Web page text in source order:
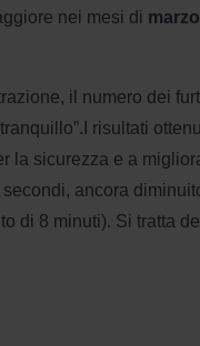
nei mesi di
il numero dei
risultati
la sicurezza e a
ancora
di 8 minuti). Si tratta